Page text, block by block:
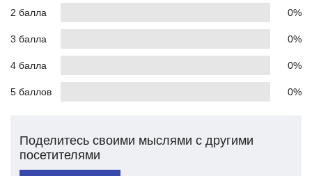
2 балла 0%
3 балла 0%
4 балла 0%
5 баллов 0%
Поделитесь своими мыслями с другими
посетителями